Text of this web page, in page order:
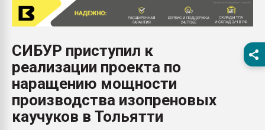
28.07.2026
первый план в
28.07.2026
ситуацией на
бутылок
СИБУР приступил к
реализации проекта по
наращению мощности
производства изопреновых
каучуков в Тольятти